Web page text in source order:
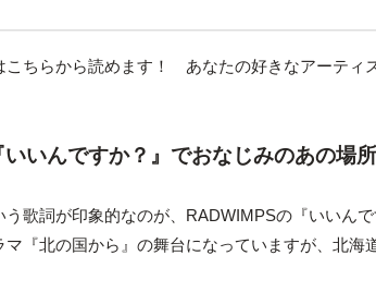
こちらから読めます！ あなたの好きなアーティ
いんですか？』でおなじみのあの場
う歌詞が印象的なのが、RADWIMPSの『いいんで
『北の国から』の舞台になっていますが、北海